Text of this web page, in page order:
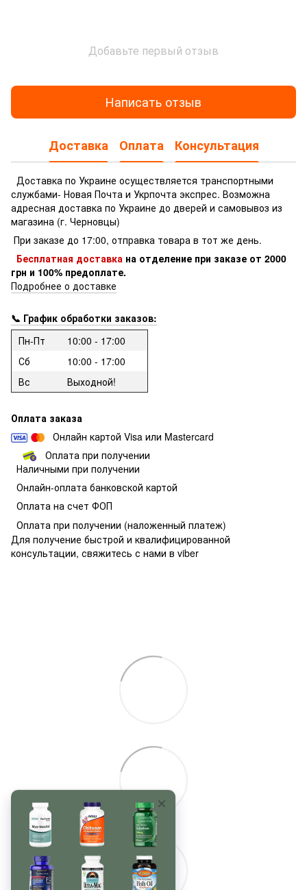
Добавьте первый отзыв
Написать отзыв
Доставка Оплата Консультация
Доставка по Украине осуществляется транспортными
службами- Новая Почта и Укрпочта экспрес. Возможна
адресная доставка по Украине до дверей и самовывоз из
магазина (г. Черновцы)
При заказе до 17:00, отправка товара в тот же день.
Бесплатная доставка на отделение при заказе от 2000
грн и 100% предоплате.
Подробнее о доставке
📞 График обработки заказов:
Пн-Пт
10:00 - 17:00
Сб
10:00 - 17:00
Вс
Выходной!
Оплата заказа
Онлайн картой Visa или Mastercard
Оплата при получении
Наличными при получении
Онлайн-оплата банковской картой
Оплата на счет ФОП
Оплата при получении (наложенный платеж)
Для получение быстрой и квалифицированной
консультации, свяжитесь с нами в viber